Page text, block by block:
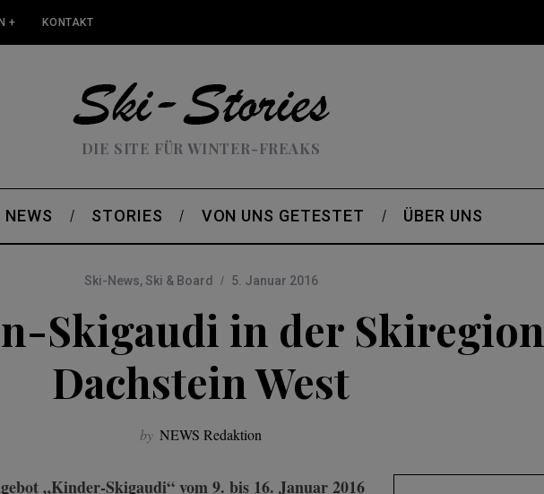
+ KONTAKT
DIE SITE FÜR WINTER-FREAKS
NEWS STORIES VON UNS GETESTET ÜBER UNS
Ski-News, Ski & Board 5. Januar 2016
Skigaudi in der Skiregion
Dachstein West
by NEWS Redaktion